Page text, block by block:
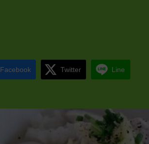
Facebook Twitter Line